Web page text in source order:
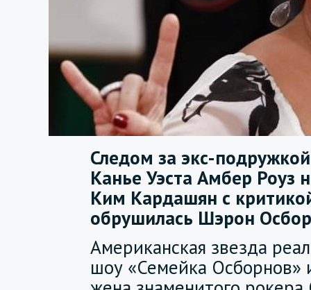
Следом за экс-подружкой
Канье Уэста Амбер Роуз
Ким Кардашян с
обрушилась Шэрон
Американская звезда
шоу «Семейка Осборнов»